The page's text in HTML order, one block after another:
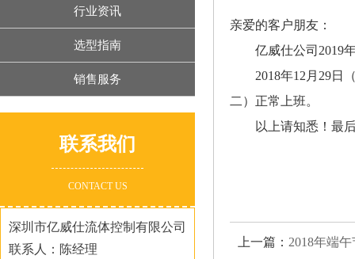
行业资讯
选型指南
销售服务
联系我们
CONTACT US
深圳市亿威仕流体控制有限公司
联系人：陈经理
亲爱的客户朋友：
亿威仕公司2019
2018年12月29日
二）正常上班。
以上请知悉！最
上一篇： 2018年端